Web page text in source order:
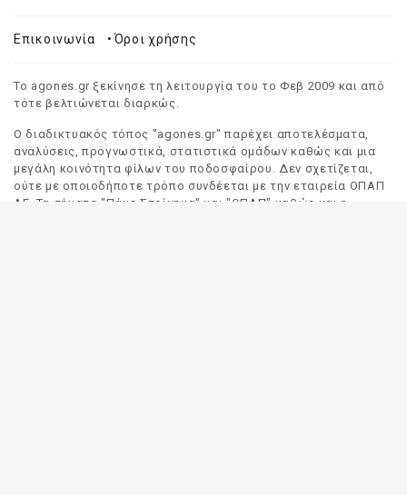
Επικοινωνία •Όροι χρήσης
Το agones.gr ξεκίνησε τη λειτουργία του το Φεβ 2009 και από
τότε βελτιώνεται διαρκώς.
Ο διαδικτυακός τόπος "agones.gr" παρέχει αποτελέσματα,
αναλύσεις, προγνωστικά, στατιστικά ομάδων καθώς και μια
μεγάλη κοινότητα φίλων του ποδοσφαίρου. Δεν σχετίζεται,
ούτε με οποιοδήποτε τρόπο συνδέεται με την εταιρεία ΟΠΑΠ
ΑΕ. Τα σήματα "Πάμε Στοίχημα" και "ΟΠΑΠ" καθώς και η